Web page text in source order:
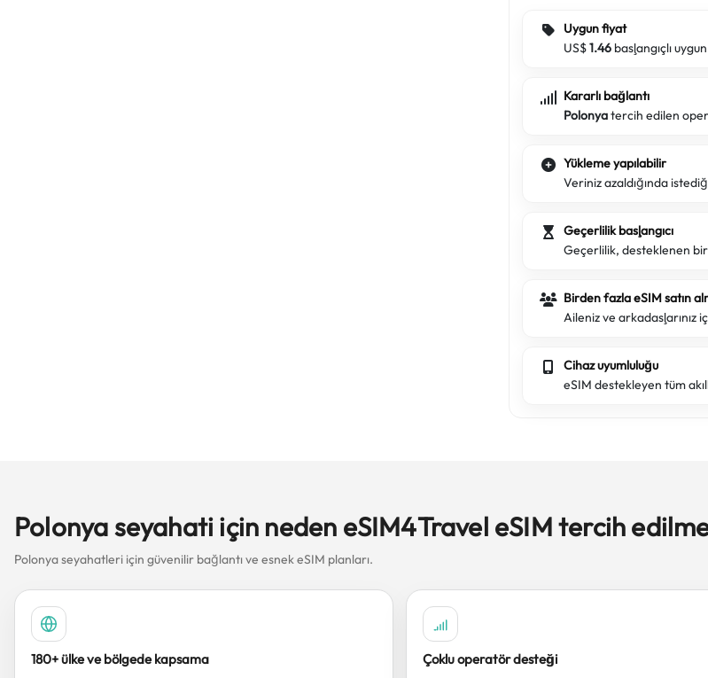
Uygun fiyat
US$1.46 başlangıçlı
Kararlı bağlantı
Polonyatercih edilen
Yükleme yapılabilir
Veriniz azaldığında
Geçerlilik başlangıcı
Geçerlilik, desteklenen
Birden fazla eSIM satın
Aileniz ve arkadaşlarınız
Cihaz uyumluluğu
eSIM destekleyen tüm
Polonya seyahati için neden eSIM4Travel eSIM tercih
Polonya seyahatleri için güvenilir bağlantı ve esnek eSIM planları.
180+ ülke ve bölgede kapsama Çoklu operatör desteği